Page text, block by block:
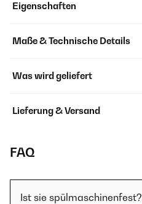
Eigenschaften
Maße & Technische Details
Was wird geliefert
Lieferung & Versand
FAQ
Ist sie spülmaschinenfest?